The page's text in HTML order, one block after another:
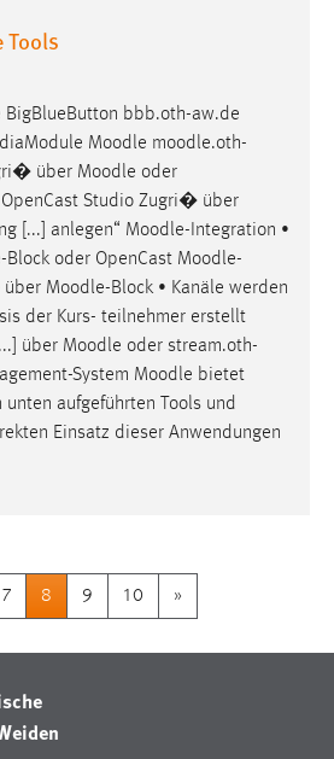
Tools
BigBlueButton bbb.oth-aw.de
Moodle moodle.oth-
über Moodle oder
Studio Zugri� über
[...] anlegen“ Moodle-Integration •
-Block oder OpenCast Moodle-
über Moodle-Block • Kanäle werden
der Kurs- teilnehmer erstellt
über Moodle oder stream.oth-
System Moodle bietet
aufgeführten Tools und
Einsatz dieser Anwendungen
7 8 9 10 »